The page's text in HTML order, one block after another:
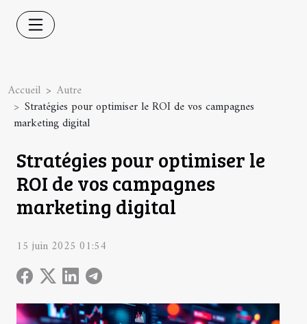
Accueil
Autre
Stratégies pour optimiser le ROI de vos campagnes
marketing digital
Stratégies pour optimiser le
ROI de vos campagnes
marketing digital
15 juin 2025 01:54